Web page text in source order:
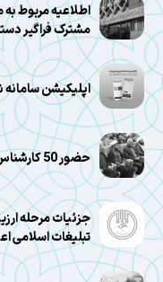
اطلاعیه مربوط
مشترک فراگیر
اپلیکیشن
حضور 50 کارشناس در نخستین رویداد منطقه‌ای قرآنی
جزئیات مرحله
تبلیغات اسلامی